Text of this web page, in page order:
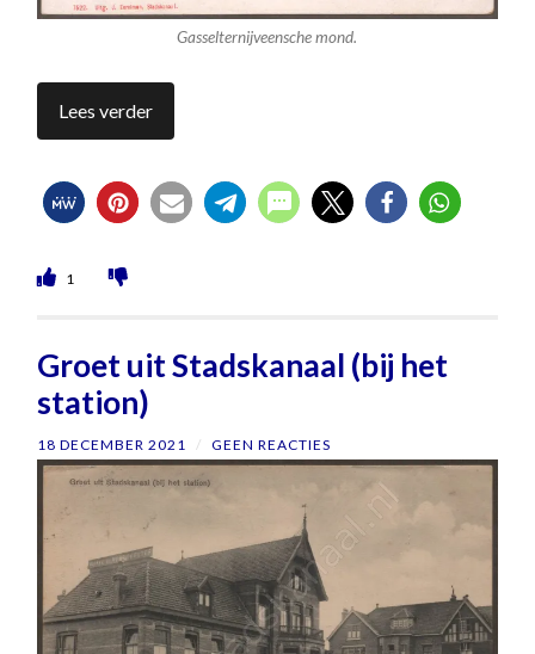
Gasselternijveensche mond.
Lees verder
1
Groet uit Stadskanaal (bij het
station)
18 DECEMBER 2021 / GEEN REACTIES